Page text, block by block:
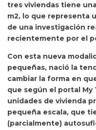
tres viviendas tiene
m2, lo que representa
de una investigación
recientemente por el
Con esta nueva
pequeñas, nació la
cambiar la forma en
que según el portal My
unidades de vivienda
pequeña escala, que
(parcialmente)